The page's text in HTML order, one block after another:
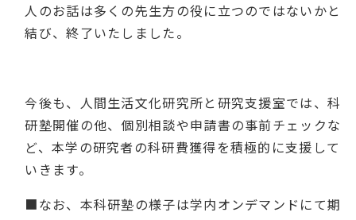
人のお話は多くの先生方の役に立つのではないかと
結び、終了いたしました。
今後も、人間生活文化研究所と研究支援室では、科
研塾開催の他、個別相談や申請書の事前チェックな
ど、本学の研究者の科研費獲得を積極的に支援して
いきます。
■なお、本科研塾の様子は学内オンデマンドにて期